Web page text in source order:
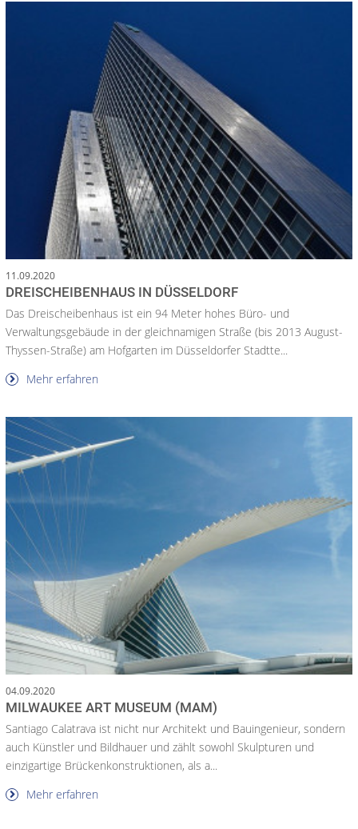
11.09.2020
DREISCHEIBENHAUS IN DÜSSELDORF
Das Dreischeibenhaus ist ein 94 Meter hohes Büro- und
Verwaltungsgebäude in der gleichnamigen Straße (bis 2013 August-
Thyssen-Straße) am Hofgarten im Düsseldorfer Stadtte...
Mehr erfahren
04.09.2020
MILWAUKEE ART MUSEUM (MAM)
Santiago Calatrava ist nicht nur Architekt und Bauingenieur, sondern
auch Künstler und Bildhauer und zählt sowohl Skulpturen und
einzigartige Brückenkonstruktionen, als a...
Mehr erfahren